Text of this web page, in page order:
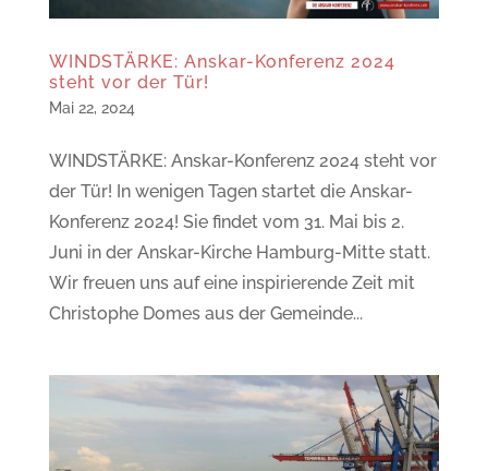
WINDSTÄRKE: Anskar-Konferenz 2024
steht vor der Tür!
Mai 22, 2024
WINDSTÄRKE: Anskar-Konferenz 2024 steht vor
der Tür! In wenigen Tagen startet die Anskar-
Konferenz 2024! Sie findet vom 31. Mai bis 2.
Juni in der Anskar-Kirche Hamburg-Mitte statt.
Wir freuen uns auf eine inspirierende Zeit mit
Christophe Domes aus der Gemeinde...